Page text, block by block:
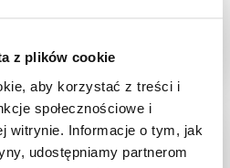
z plików cookie
aby korzystać z treści i
społecznościowe i
witrynie. Informacje o tym, jak
udostępniamy partnerom